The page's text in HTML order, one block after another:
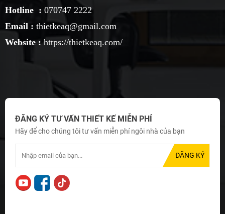
Hotline : 070747 2222
Email : thietkeaq@gmail.com
Website :https://thietkeaq.com/
ĐĂNG KÝ TƯ VẤN THIẾT KẾ MIỄN PHÍ
Hãy để cho chúng tôi tư vấn miễn phí ngôi nhà của bạn